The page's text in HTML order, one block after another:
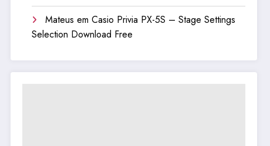
Mateus emCasio Privia PX-5S – Stage Settings
Selection Download Free